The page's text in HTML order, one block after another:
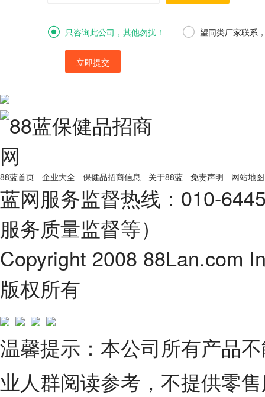
只咨询此公司，其他勿扰！ 望同类厂家联系
立即提交
88蓝首页 - 企业大全 - 保健品招商信息 - 关于88蓝 - 免责声明 - 网站地图
蓝网服务监督热线：010-
服务质量监督等）
Copyright 2008 88Lan.com
版权所有
温馨提示：本公司所有产品
业人群阅读参考，不提供零